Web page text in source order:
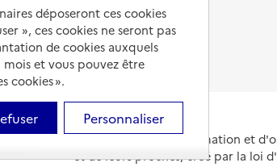
Fin de vie en EHPAD
Portail national d'information et
et de leurs proches, créé par la loi
déposeront ces cookies
», ces cookies ne seront pas
de cookies auxquels
et vous pouvez être
cookies ».
Personnaliser